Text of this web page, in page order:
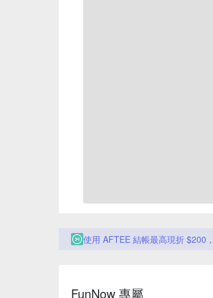
使用 AFTEE 結帳最高現折 $200
FunNow 專屬